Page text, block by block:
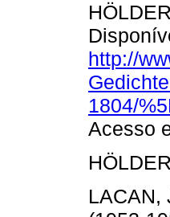
http://
1804/
Acesso
LACAN,